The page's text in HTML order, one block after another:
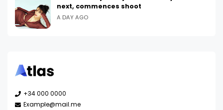
next, commences shoot
A DAY AGO
+34 000 0000
Example@mail.me